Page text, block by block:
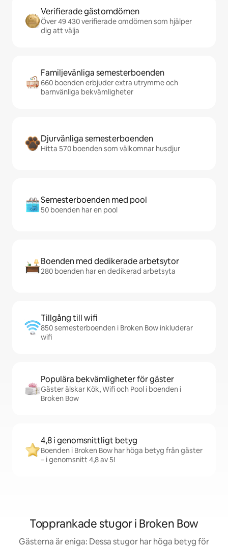
Verifierade gästomdömen
Över 49 430 verifierade omdömen som hjälper
dig att välja
Familjevänliga semesterboenden
660 boenden erbjuder extra utrymme och
barnvänliga bekvämligheter
Djurvänliga semesterboenden
Hitta 570 boenden som välkomnar husdjur
Semesterboenden med pool
50 boenden har en pool
Boenden med dedikerade arbetsytor
280 boenden har en dedikerad arbetsyta
Tillgång till wifi
850 semesterboenden i Broken Bow inkluderar
wifi
Populära bekvämligheter för gäster
Gäster älskar Kök, Wifi och Pool i boenden i
Broken Bow
4,8 i genomsnittligt betyg
Boenden i Broken Bow har höga betyg från gäster
– i genomsnitt 4,8 av 5!
Topprankade stugor i Broken Bow
Gästerna är eniga: Dessa stugor har höga betyg för